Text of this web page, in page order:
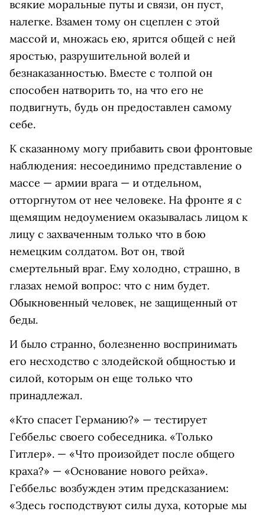
всякие моральные путы и связи, он пуст,
налегке. Взамен тому он сцеплен с этой
массой и, множась ею, ярится общей с ней
яростью, разрушительной волей и
безнаказанностью. Вместе с толпой он
способен натворить то, на что его не
подвигнуть, будь он предоставлен самому
себе.
К сказанному могу прибавить свои фронтовые
наблюдения: несоединимо представление о
массе — армии врага — и отдельном,
отторгнутом от нее человеке. На фронте я с
щемящим недоумением оказывалась лицом к
лицу с захваченным только что в бою
немецким солдатом. Вот он, твой
смертельный враг. Ему холодно, страшно, в
глазах немой вопрос: что с ним будет.
Обыкновенный человек, не защищенный от
беды.
И было странно, болезненно воспринимать
его несходство с злодейской общностью и
силой, которым он еще только что
принадлежал.
«Кто спасет Германию?» — тестирует
Геббельс своего собеседника. «Только
Гитлер». — «Что произойдет после общего
краха?» — «Основание нового рейха».
Геббельс возбужден этим предсказанием:
«Здесь господствуют силы духа, которые мы